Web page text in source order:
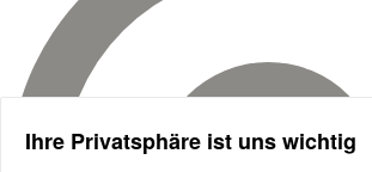
Ihre Privatsphäre ist uns wichtig